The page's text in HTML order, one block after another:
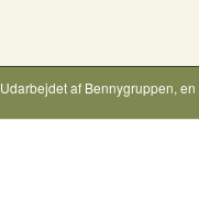
Udarbejdet af Bennygruppen,